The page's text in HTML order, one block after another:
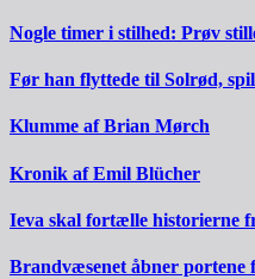
Nogle timer i stilhed: Prøv
Før han flyttede til Solrød,
Klumme af Brian Mørch
Kronik af Emil Blücher
Ieva skal fortælle historierne
Brandvæsenet åbner portene